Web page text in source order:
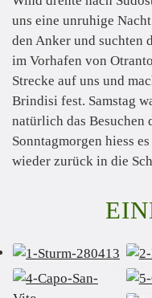
uns eine unruhige
den Anker und suchten
im Vorhafen von
Strecke auf uns und
Brindisi fest. Samstag
natürlich das Besuchen
Sonntagmorgen hiess
wieder zurück in die